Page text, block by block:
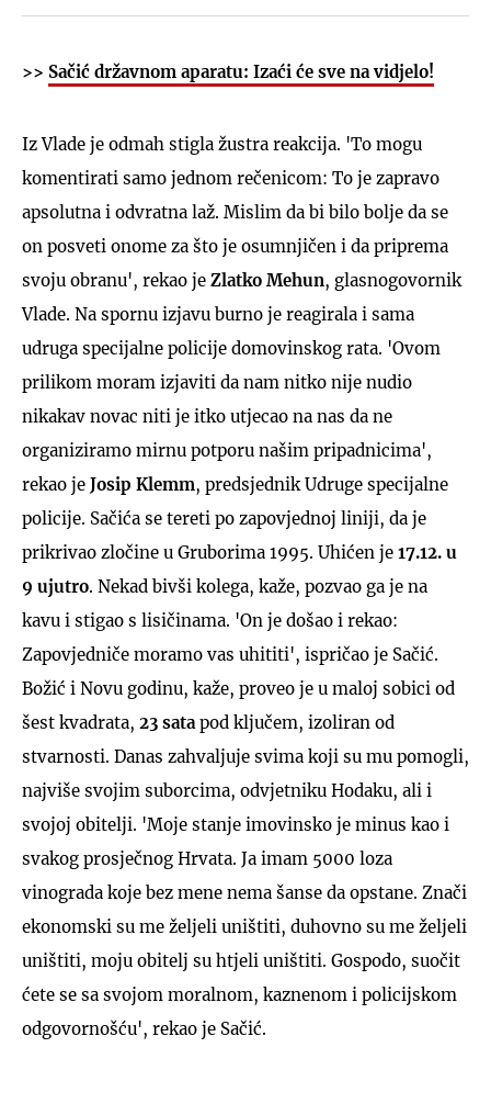
>> Sačić državnom aparatu: Izaći će sve na vidjelo!
Iz Vlade je odmah stigla žustra reakcija. 'To mogu
komentirati samo jednom rečenicom: To je zapravo
apsolutna i odvratna laž. Mislim da bi bilo bolje da se
on posveti onome za što je osumnjičen i da priprema
svoju obranu', rekao je Zlatko Mehun, glasnogovornik
Vlade. Na spornu izjavu burno je reagirala i sama
udruga specijalne policije domovinskog rata. 'Ovom
prilikom moram izjaviti da nam nitko nije nudio
nikakav novac niti je itko utjecao na nas da ne
organiziramo mirnu potporu našim pripadnicima',
rekao je Josip Klemm, predsjednik Udruge specijalne
policije. Sačića se tereti po zapovjednoj liniji, da je
prikrivao zločine u Gruborima 1995. Uhićen je 17.12. u
9 ujutro. Nekad bivši kolega, kaže, pozvao ga je na
kavu i stigao s lisičinama. 'On je došao i rekao:
Zapovjedniče moramo vas uhititi', ispričao je Sačić.
Božić i Novu godinu, kaže, proveo je u maloj sobici od
šest kvadrata, 23 sata pod ključem, izoliran od
stvarnosti. Danas zahvaljuje svima koji su mu pomogli,
najviše svojim suborcima, odvjetniku Hodaku, ali i
svojoj obitelji. 'Moje stanje imovinsko je minus kao i
svakog prosječnog Hrvata. Ja imam 5000 loza
vinograda koje bez mene nema šanse da opstane. Znači
ekonomski su me željeli uništiti, duhovno su me željeli
uništiti, moju obitelj su htjeli uništiti. Gospodo, suočit
ćete se sa svojom moralnom, kaznenom i policijskom
odgovornošću', rekao je Sačić.